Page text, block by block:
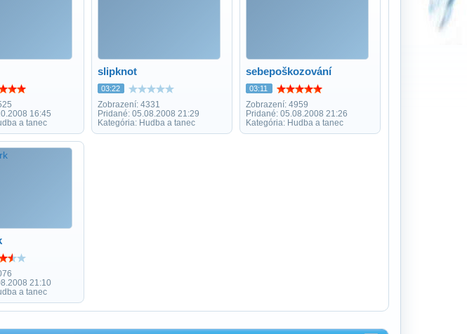
16:45
a tanec
slipknot
03:22
Zobrazení: 4331
Pridané: 05.08.2008 21:29
Kategória: Hudba a tanec
sebepoškozování
03:11
Zobrazení: 4959
Pridané: 05.08.2008 21:26
Kategória: Hudba a tanec
21:10
a tanec